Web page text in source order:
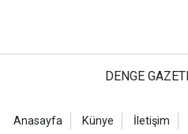
DENGE
Anasayfa Künye İletişim